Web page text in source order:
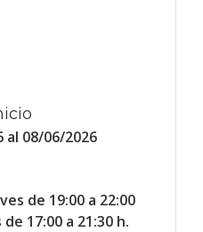
al 08/06/2026
de 19:00 a 22:00
17:00 a 21:30 h.